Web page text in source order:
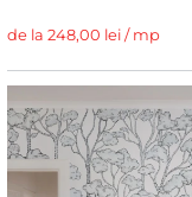
de la 248,00 lei / mp